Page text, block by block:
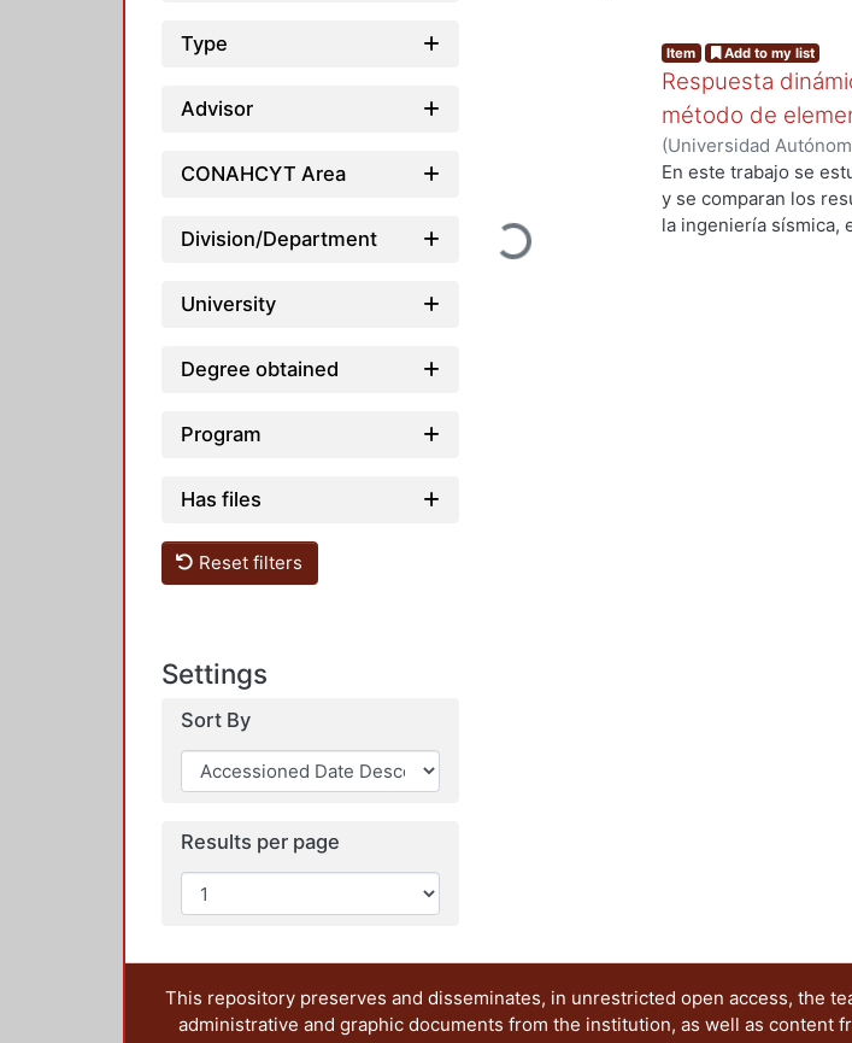
Type
Advisor
CONAHCYT Area
Division/Department
University
Degree obtained
Program
Has files
Reset filters
Settings
Sort By
Results per page
Loading...
Item Add to my list
Respuesta
método de
(Universidad
de Servicios de
En este trabajo se
y se comparan los
la ingeniería sísmica,
This repository preserves and disseminates, in unrestricted open access, the
administrative and graphic documents from the institution, as well as